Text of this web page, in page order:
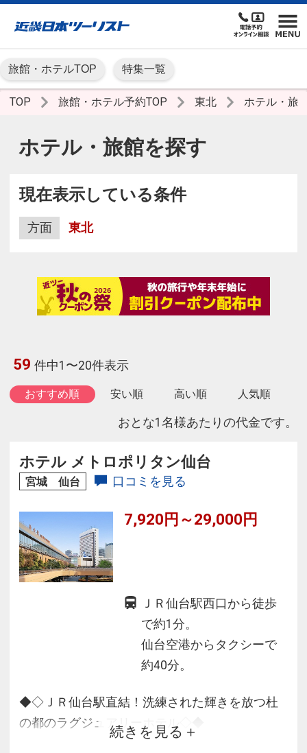
旅館・ホテルTOP 特集一覧
TOP 旅館・ホテル予約TOP 東北 ホテル・旅
ホテル・旅館を探す
現在表示している条件
方面 東北
59 件中1〜20件表示
おすすめ順 安い順 高い順 人気順
おとな1名様あたりの代金です。
ホテル メトロポリタン仙台
宮城 仙台 口コミを見る
7,920円～29,000円
ＪＲ仙台駅西口から徒歩
で約1分。
仙台空港からタクシーで
約40分。
◆◇ＪＲ仙台駅直結！洗練された輝きを放つ杜
の都のラグジュアリーホテル◇◆
続きを見る